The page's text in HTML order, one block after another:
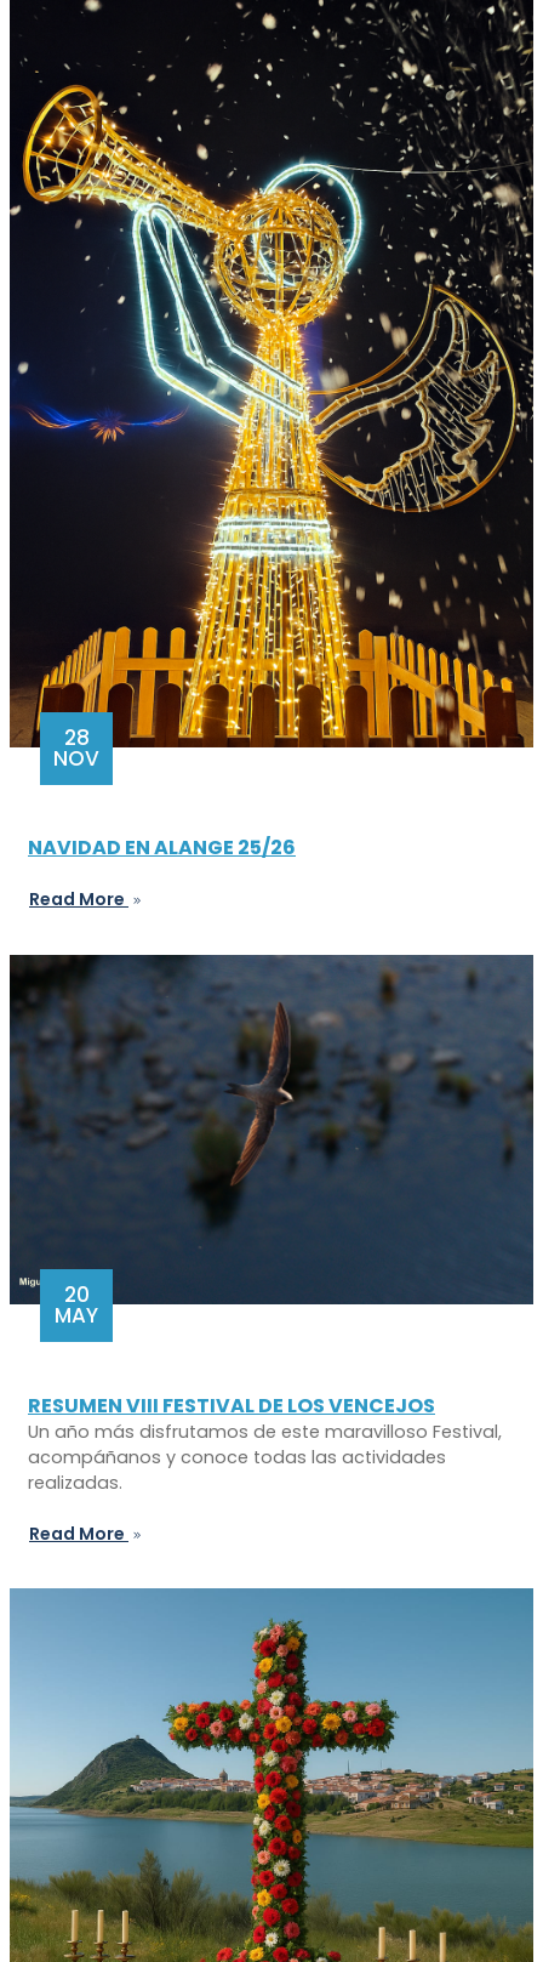
28
NOV
NAVIDAD EN ALANGE 25/26
Read More
20
MAY
RESUMEN VIII FESTIVAL DE LOS VENCEJOS
Un año más disfrutamos de este maravilloso Festival,
acompáñanos y conoce todas las actividades
realizadas.
Read More